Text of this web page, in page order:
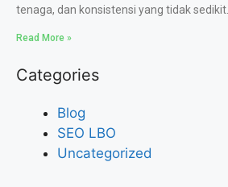
tenaga, dan konsistensi yang tidak
Read More »
Categories
Blog
SEO LBO
Uncategorized